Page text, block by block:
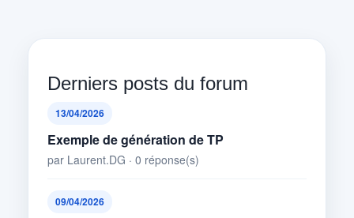
Derniers posts du forum
13/04/2026
Exemple de génération de TP
par Laurent.DG · 0 réponse(s)
09/04/2026